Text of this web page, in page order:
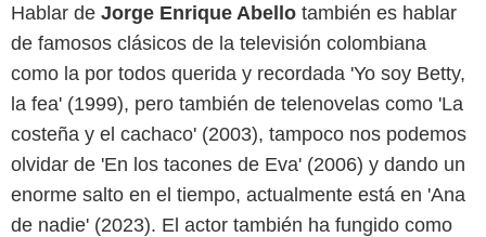
Hablar de Jorge Enrique Abello también es hablar
de famosos clásicos de la televisión colombiana
como la por todos querida y recordada 'Yo soy Betty,
la fea' (1999), pero también de telenovelas como 'La
costeña y el cachaco' (2003), tampoco nos podemos
olvidar de 'En los tacones de Eva' (2006) y dando un
enorme salto en el tiempo, actualmente está en 'Ana
de nadie' (2023). El actor también ha fungido como